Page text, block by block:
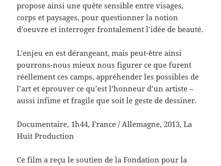
propose ainsi une quête sensible entre visages,
corps et paysages, pour questionner la notion
d’oeuvre et interroger frontalement l’idée de beauté.
L’enjeu en est dérangeant, mais peut-être ainsi
pourrons-nous mieux nous figurer ce que furent
réellement ces camps, appréhender les possibles de
l’art et éprouver ce qu’est l’honneur d’un artiste –
aussi infime et fragile que soit le geste de dessiner.
Documentaire, 1h44, France / Allemagne, 2013, La
Huit Production
Ce film a reçu le soutien de la Fondation pour la